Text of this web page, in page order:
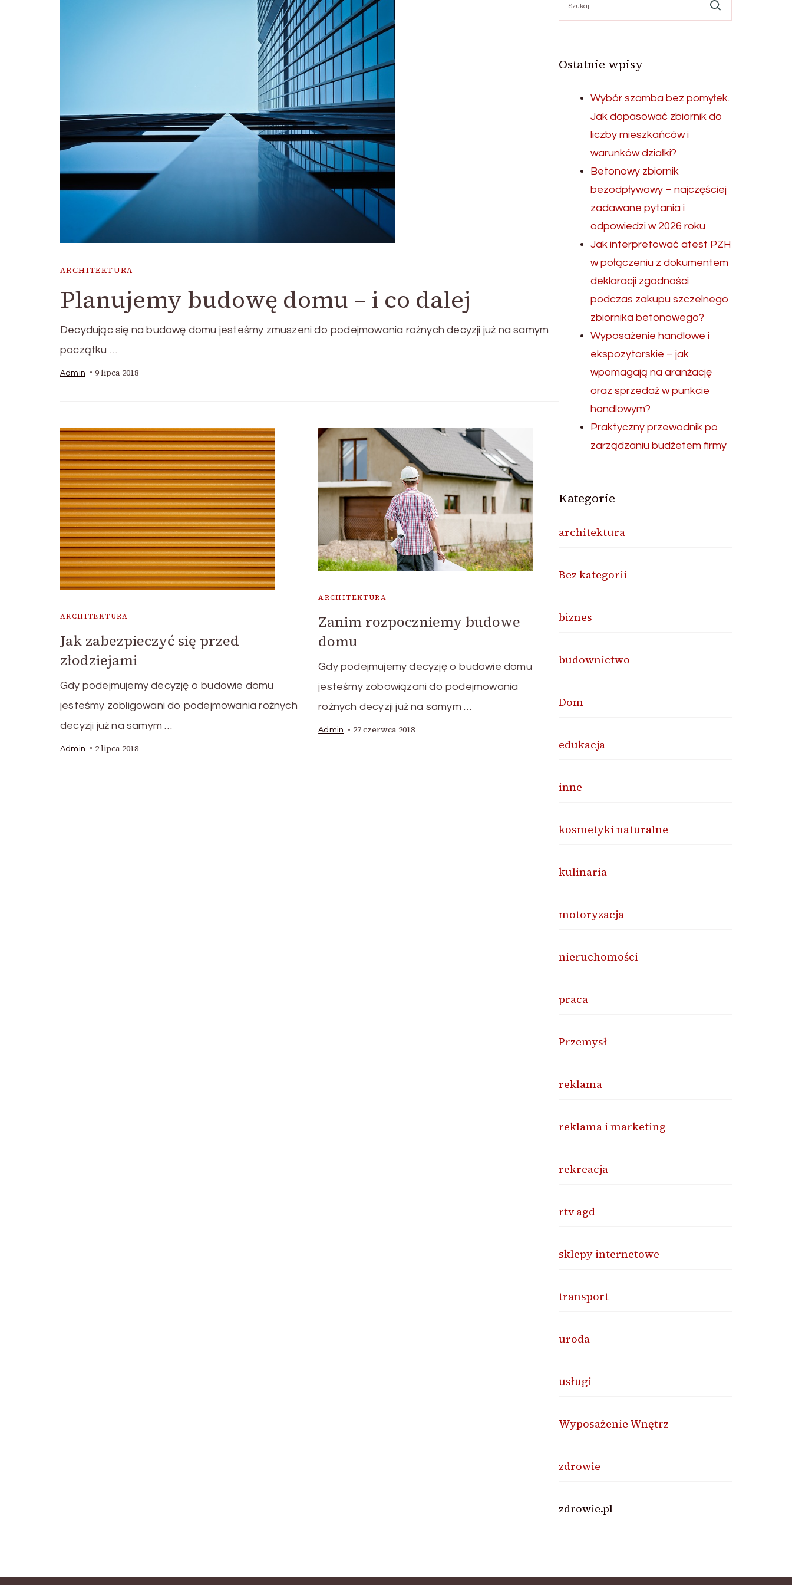
ARCHITEKTURA
Planujemy budowę domu – i co dalej
Decydując się na budowę domu jesteśmy zmuszeni do podejmowania rożnych decyzji już na samym
początku …
Admin 9 lipca 2018
ARCHITEKTURA
Jak zabezpieczyć się przed
złodziejami
Gdy podejmujemy decyzję o budowie domu
jesteśmy zobligowani do podejmowania rożnych
decyzji już na samym …
Admin 2 lipca 2018
ARCHITEKTURA
Zanim rozpoczniemy budowe
domu
Gdy podejmujemy decyzję o budowie domu
jesteśmy zobowiązani do podejmowania
rożnych decyzji już na samym …
Admin 27 czerwca 2018
Ostatnie wpisy
Wybór szamba bez pomyłek.
Jak dopasować zbiornik do
liczby mieszkańców i
warunków działki?
Betonowy zbiornik
bezodpływowy – najczęściej
zadawane pytania i
odpowiedzi w 2026 roku
Jak interpretować atest PZH
w połączeniu z dokumentem
deklaracji zgodności
podczas zakupu szczelnego
zbiornika betonowego?
Wyposażenie handlowe i
ekspozytorskie – jak
wpomagają na aranżację
oraz sprzedaż w punkcie
handlowym?
Praktyczny przewodnik po
zarządzaniu budżetem firmy
Kategorie
architektura
Bez kategorii
biznes
budownictwo
Dom
edukacja
inne
kosmetyki naturalne
kulinaria
motoryzacja
nieruchomości
praca
Przemysł
reklama
reklama i marketing
rekreacja
rtv agd
sklepy internetowe
transport
uroda
usługi
Wyposażenie Wnętrz
zdrowie
zdrowie.pl